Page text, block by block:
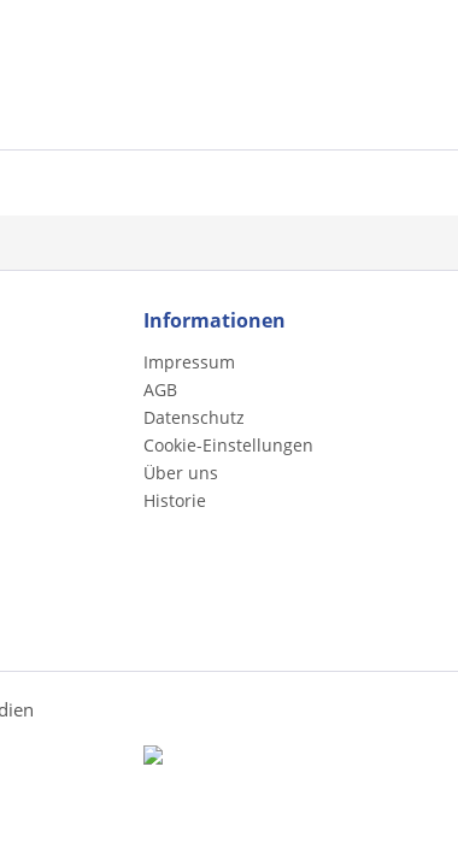
Informationen
Impressum
AGB
Datenschutz
Cookie-Einstellungen
Über uns
Historie